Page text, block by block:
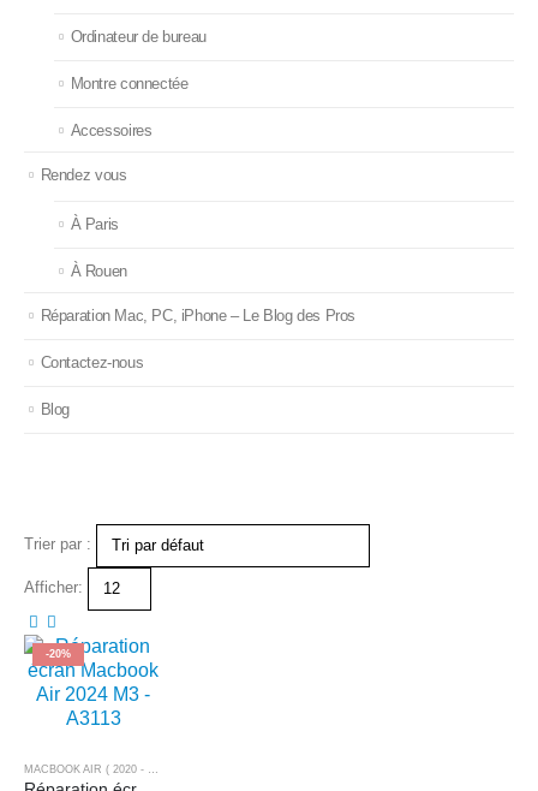
Trier par :
Afficher:
-20%
Ordinateur de bureau
Montre connectée
Accessoires
Rendez vous
À Paris
À Rouen
Réparation Mac, PC, iPhone – Le Blog des Pros
Contactez-nous
Blog